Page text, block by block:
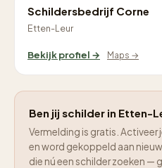
Schildersbedrijf Corne
Etten-Leur
Bekijk profiel → Maps →
Ben jij schilder in Etten-
Vermelding is gratis.
en word gekoppeld aan
die nú een schilder zoeken —